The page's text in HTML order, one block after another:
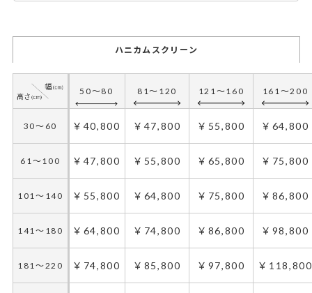
ハニカムスクリーン
50～80 81～120 121～160 161～200
30～60 ￥40,800 ￥47,800 ￥55,800 ￥64,800
61～100 ￥47,800 ￥55,800 ￥65,800 ￥75,800
101～140 ￥55,800 ￥64,800 ￥75,800 ￥86,800
141～180 ￥64,800 ￥74,800 ￥86,800 ￥98,800
181～220 ￥74,800 ￥85,800 ￥97,800 ￥118,800